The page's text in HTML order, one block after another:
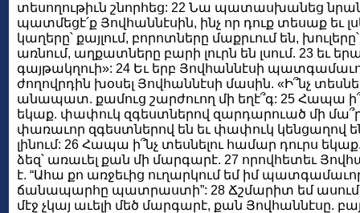
տեսողութիւն շնորհեց: 22 Նա պատասխանեց
պատմեցէ՛ք Յովհաննէսին, ինչ որ դուք տեսաք եւ
կաղերը՝ քայլում, բորոտները մաքրւում են,
առնում, աղքատները բարի լուրն են լսում. 23 եւ
գայթակղուի»: 24 Եւ երբ Յովհաննէսի
ժողովրդին խօսել Յովհաննէսի մասին. «Ի՞նչ
անապատ. քամուց շարժուող մի եղէ՞գ: 25 Հապա
եկաք. փափուկ զգեստներով զարդարուած մի
փառաւոր զգեստներով են եւ փափուկ կենցաղով
լինում: 26 Հապա ի՞նչ տեսնելու համար դուրս
ձեզ՝ առաւել քան մի մարգարէ. 27 որովհետեւ
է. “Ահա քո առջեւից ուղարկում եմ իմ
ճանապարհը պատրաստի”: 28 Ճշմարիտ եմ ասում
մէջ չկայ աւելի մեծ մարգարէ, քան Յովհաննէսը.